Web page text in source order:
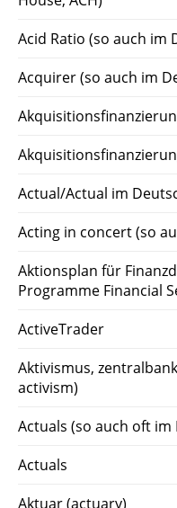
Acid Ratio (so auch im
Acquirer (so auch im
Actual/Actual im
Acting in concert (so
Aktionsplan für
Programme Financial
ActiveTrader
Aktivismus,
activism)
Actuals (so auch oft im
Actuals
Aktuar (actuary)